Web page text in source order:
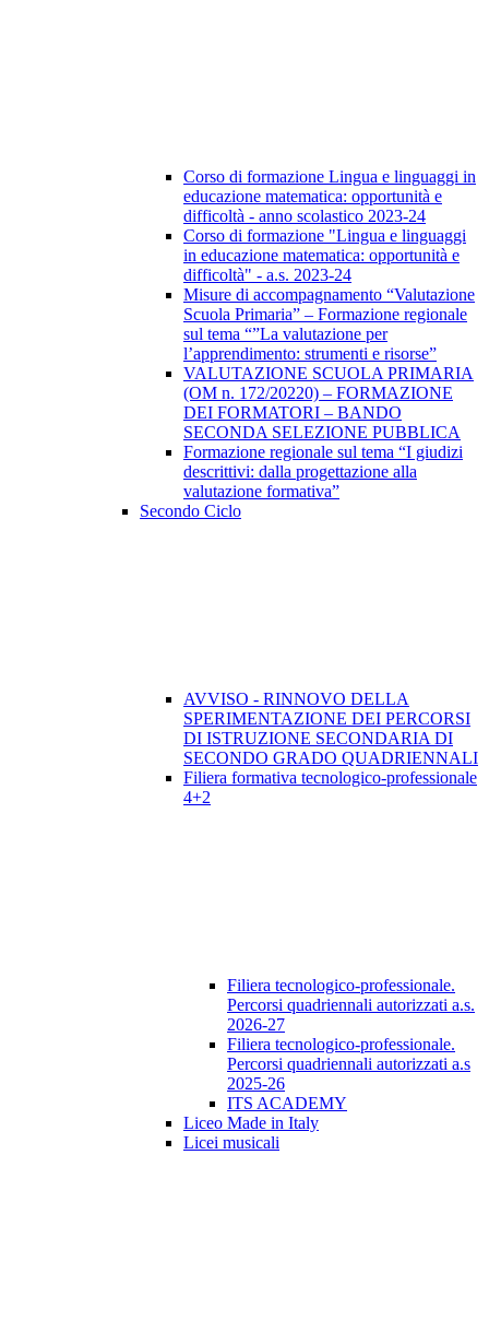
Corso di formazione Lingua e linguaggi in
educazione matematica: opportunità e
difficoltà - anno scolastico 2023-24
Corso di formazione "Lingua e linguaggi
in educazione matematica: opportunità e
difficoltà" - a.s. 2023-24
Misure di accompagnamento “Valutazione
Scuola Primaria” – Formazione regionale
sul tema “”La valutazione per
l’apprendimento: strumenti e risorse”
VALUTAZIONE SCUOLA PRIMARIA
(OM n. 172/20220) – FORMAZIONE
DEI FORMATORI – BANDO
SECONDA SELEZIONE PUBBLICA
Formazione regionale sul tema “I giudizi
descrittivi: dalla progettazione alla
valutazione formativa”
Secondo Ciclo
AVVISO - RINNOVO DELLA
SPERIMENTAZIONE DEI PERCORSI
DI ISTRUZIONE SECONDARIA DI
SECONDO GRADO QUADRIENNALI
Filiera formativa tecnologico-professionale
4+2
Filiera tecnologico-professionale.
Percorsi quadriennali autorizzati a.s.
2026-27
Filiera tecnologico-professionale.
Percorsi quadriennali autorizzati a.s
2025-26
ITS ACADEMY
Liceo Made in Italy
Licei musicali